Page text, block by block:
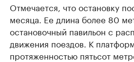
Отмечается, что остановку
месяца. Ее длина более 80
остановочный павильон с
движения поездов. К
протяженностью пятьсот